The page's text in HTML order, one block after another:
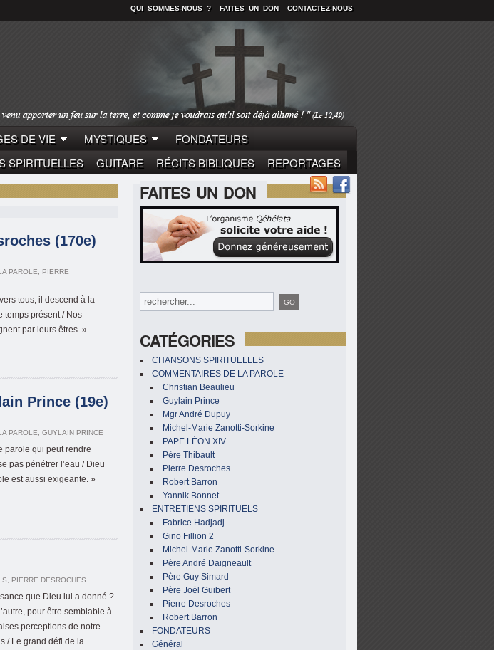
QUI SOMMES-NOUS ? FAITES UN DON CONTACTEZ-NOUS
DE VIE MYSTIQUES
FONDATEURS
SPIRITUELLES GUITARE RÉCITS BIBLIQUES
REPORTAGES
FAITES UN DON
CATÉGORIES
CHANSONS SPIRITUELLES
COMMENTAIRES DE LA PAROLE
Christian Beaulieu
Guylain Prince
Mgr André Dupuy
Michel-Marie Zanotti-Sorkine
PAPE LÉON XIV
Père Thibault
Pierre Desroches
Robert Barron
Yannik Bonnet
ENTRETIENS SPIRITUELS
Fabrice Hadjadj
Gino Fillion 2
Michel-Marie Zanotti-Sorkine
Père André Daigneault
Père Guy Simard
Père Joël Guibert
Pierre Desroches
Robert Barron
FONDATEURS
Général
(170e)
PAROLE
PIERRE
tous, il descend à la
temps présent / Nos
par leurs êtres. »
Prince (19e)
PAROLE GUYLAIN PRINCE
parole qui peut rendre
pas pénétrer l’eau / Dieu
est aussi exigeante. »
PIERRE DESROCHES
que Dieu lui a donné ?
pour être semblable à
perceptions de notre
/ Le grand défi de la